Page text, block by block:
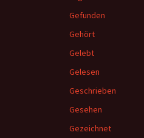
Gefunden
Gehört
Gelebt
Gelesen
Geschrieben
Gesehen
Gezeichnet